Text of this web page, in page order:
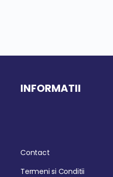
INFORMATII
Contact
Termeni si Conditii